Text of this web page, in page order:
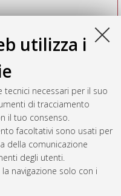
utilizza i
necessari per il suo
di tracciamento
il tuo consenso.
facoltativi sono usati per
della comunicazione
degli utenti.
navigazione solo con i